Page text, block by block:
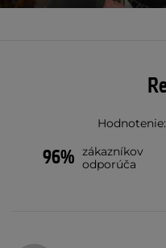
96% zákazníkov
odporúča